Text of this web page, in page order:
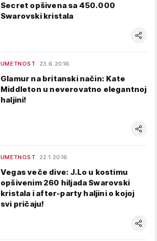
Secret opšivena sa 450.000
Swarovski kristala
UMETNOST 23.6.2016.
Glamur na britanski način: Kate
Middleton u neverovatno elegantnoj
haljini!
UMETNOST 22.1.2016.
Vegas veče dive: J.Lo u kostimu
opšivenim 260 hiljada Swarovski
kristala i after-party haljini o kojoj
svi pričaju!